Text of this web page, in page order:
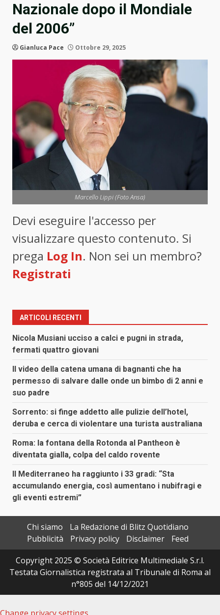
Nazionale dopo il Mondiale
del 2006”
Gianluca Pace Ottobre 29, 2025
Marcello Lippi (Foto Ansa)
Devi eseguire l'accesso per
visualizzare questo contenuto. Si
prega Log In. Non sei un membro?
Registrati
ARTICOLI RECENTI
Nicola Musiani ucciso a calci e pugni in strada,
fermati quattro giovani
Il video della catena umana di bagnanti che ha
permesso di salvare dalle onde un bimbo di 2 anni e
suo padre
Sorrento: si finge addetto alle pulizie dell’hotel,
deruba e cerca di violentare una turista australiana
Roma: la fontana della Rotonda al Pantheon è
diventata gialla, colpa del caldo rovente
Il Mediterraneo ha raggiunto i 33 gradi: “Sta
accumulando energia, così aumentano i nubifragi e
gli eventi estremi”
Chi siamo
La Redazione di Blitz Quotidiano
Pubblicità
Privacy policy Disclaimer
Feed
Copyright 2025 © Società Editrice Multimediale S.r.l.
Testata Giornalistica registrata al Tribunale di Roma al
n°805 del 14/12/2021